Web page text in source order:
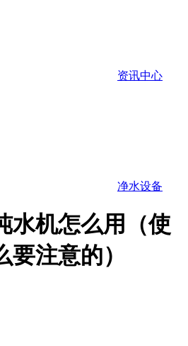
资讯中心
净水设备
水机怎么用（使
注意的）